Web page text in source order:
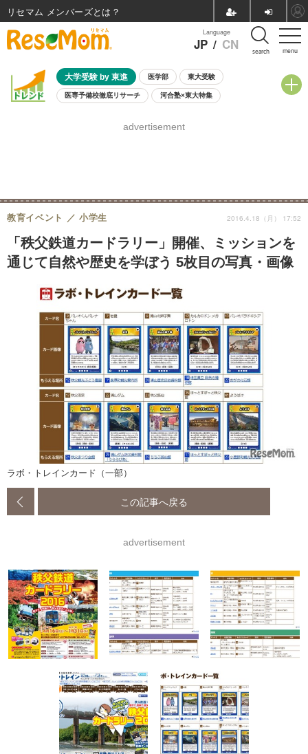
menu
Language
JP / CN search
大学受験 by 東進 医学部 東大受験
医専予備校徹底リサーチ 河合塾×東大特集
8月開催学校説明会・相談会
advertisement
「秩父鉄道カードラリー」開催、ミッションを
通じて自然や歴史を学ぼう 5枚目の写真・画像
教育イベント 小学生 2016.4.18（月） 17:52
ラボ・トレインカード（一部）
この記事へ戻る
advertisement
リセマム メンバーズ